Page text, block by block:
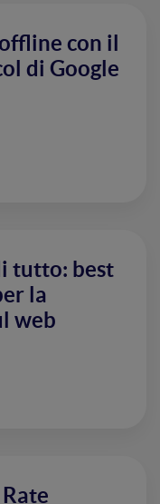
con il
di Google
tutto: best
la
web